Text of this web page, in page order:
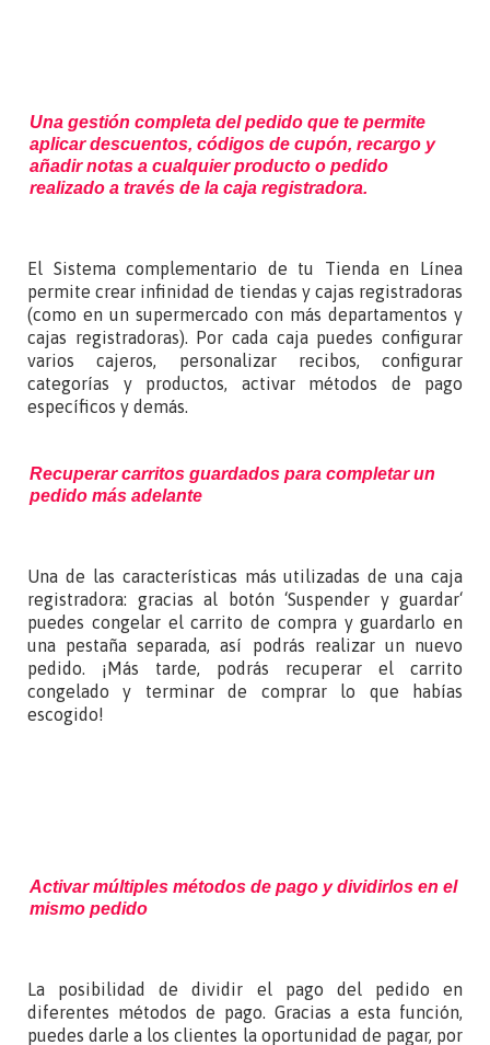
Una gestión completa del pedido que te permite
aplicar descuentos, códigos de cupón, recargo y
añadir notas a cualquier producto o pedido
realizado a través de la caja registradora.
El Sistema complementario de tu Tienda en Línea
permite crear infinidad de tiendas y cajas registradoras
(como en un supermercado con más departamentos y
cajas registradoras). Por cada caja puedes configurar
varios cajeros, personalizar recibos, configurar
categorías y productos, activar métodos de pago
específicos y demás.
Recuperar carritos guardados para completar un
pedido más adelante
Una de las características más utilizadas de una caja
registradora: gracias al botón ‘Suspender y guardar‘
puedes congelar el carrito de compra y guardarlo en
una pestaña separada, así podrás realizar un nuevo
pedido. ¡Más tarde, podrás recuperar el carrito
congelado y terminar de comprar lo que habías
escogido!
Activar múltiples métodos de pago y dividirlos en el
mismo pedido
La posibilidad de dividir el pago del pedido en
diferentes métodos de pago. Gracias a esta función,
puedes darle a los clientes la oportunidad de pagar, por